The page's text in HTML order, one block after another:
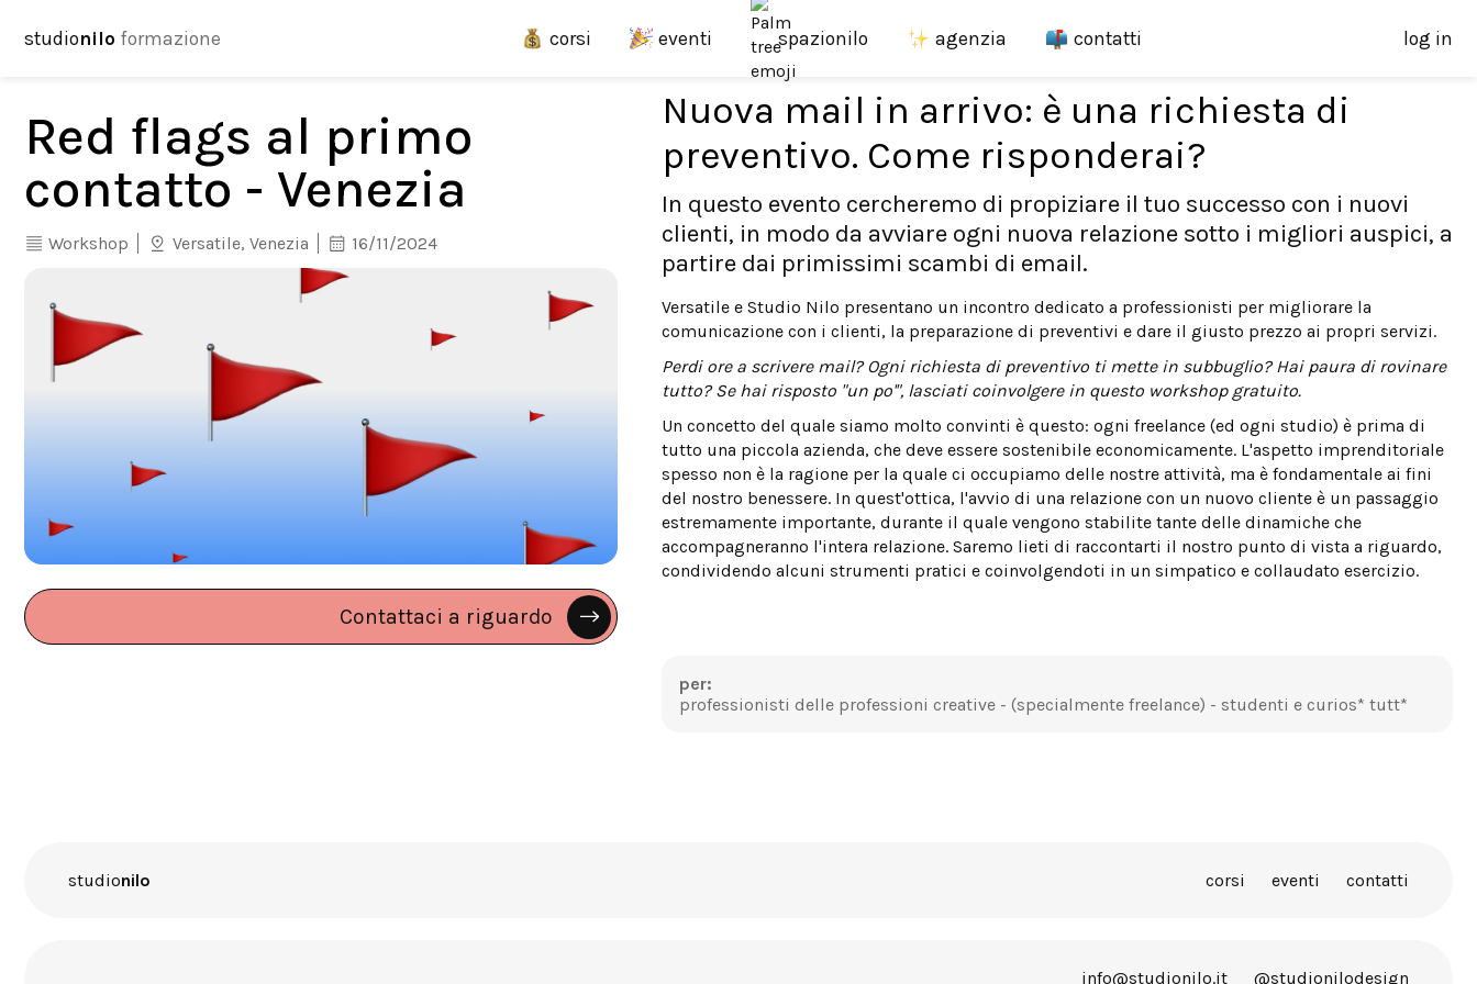
studionilo formazione corsi eventi spazionilo agenzia contatti log in
Red flags al primo
contatto - Venezia
Workshop Versatile, Venezia 16/11/2024
Contattaci a riguardo
Nuova mail in arrivo: è una richiesta di
preventivo. Come risponderai?
In questo evento cercheremo di propiziare il tuo successo con i nuovi
clienti, in modo da avviare ogni nuova relazione sotto i migliori auspici, a
partire dai primissimi scambi di email.
Versatile e Studio Nilo presentano un incontro dedicato a professionisti per migliorare la
comunicazione con i clienti, la preparazione di preventivi e dare il giusto prezzo ai propri servizi.
Perdi ore a scrivere mail? Ogni richiesta di preventivo ti mette in subbuglio? Hai paura di rovinare
tutto? Se hai risposto "un po'", lasciati coinvolgere in questo workshop gratuito.
Un concetto del quale siamo molto convinti è questo: ogni freelance (ed ogni studio) è prima di
tutto una piccola azienda, che deve essere sostenibile economicamente. L'aspetto imprenditoriale
spesso non è la ragione per la quale ci occupiamo delle nostre attività, ma è fondamentale ai fini
del nostro benessere. In quest'ottica, l'avvio di una relazione con un nuovo cliente è un passaggio
estremamente importante, durante il quale vengono stabilite tante delle dinamiche che
accompagneranno l'intera relazione. Saremo lieti di raccontarti il nostro punto di vista a riguardo,
condividendo alcuni strumenti pratici e coinvolgendoti in un simpatico e collaudato esercizio.
per:
professionisti delle professioni creative - (specialmente freelance) - studenti e curios* tutt*
studionilo corsi eventi contatti
info@studionilo.it @studionilodesign